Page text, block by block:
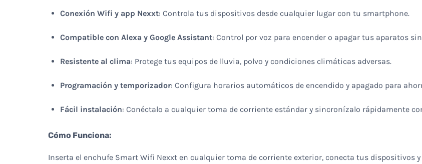
Conexión Wifi y app Nexxt: Controla tus dispositivos desde cualquier lugar con tu smartphone.
Compatible con Alexa y Google Assistant: Control por voz para encender o apagar tus aparatos
Resistente al clima: Protege tus equipos de lluvia, polvo y condiciones climáticas adversas.
Programación y temporizador: Configura horarios automáticos de encendido y apagado para
Fácil instalación: Conéctalo a cualquier toma de corriente estándar y sincronízalo rápidamente
Cómo Funciona:
Inserta el enchufe Smart Wifi Nexxt en cualquier toma de corriente exterior, conecta tus dispositivos